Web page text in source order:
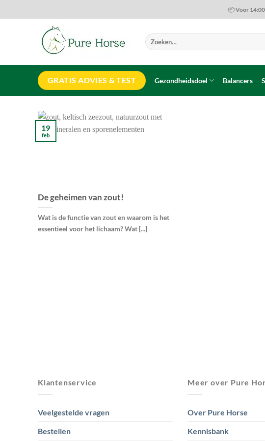
naar
📦 Voor
Zoeken
naar:
GRATIS ADVIES & TEST Gezondheidsdoel Balancers
De geheimen van zout!
Wat is de functie van zout en waarom is het
essentieel voor het lichaam? Wat [...]
19
feb
Klantenservice
Veelgestelde vragen
Bestellen
Meer over Pure
Over Pure Horse
Kennisbank